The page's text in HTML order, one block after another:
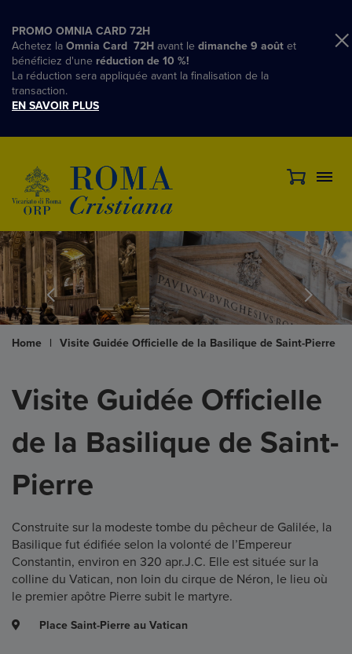
PROMO OMNIA CARD 72H
Achetez la Omnia Card 72H avant le dimanche 9 août et
bénéficiez d'une réduction de 10 %!
La réduction sera appliquée avant la finalisation de la
transaction.
EN SAVOIR PLUS
Home | Visite Guidée Officielle de la Basilique de Saint-Pierre
Visite Guidée Officielle
de la Basilique de Saint-
Pierre
Construite sur la modeste tombe du pêcheur de Galilée, la
Basilique fut édifiée selon la volonté de l’Empereur
Constantin, environ en 320 apr.J.C. Elle est située sur la
colline du Vatican, non loin du cirque de Néron, le lieu où
le premier apôtre Pierre subit le martyre.
Place Saint-Pierre au Vatican